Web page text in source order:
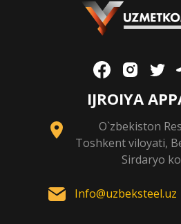
IJROIYA
O`zbekiston
Toshkent viloyati,
Sirdaryo
Info@uzbeksteel.uz